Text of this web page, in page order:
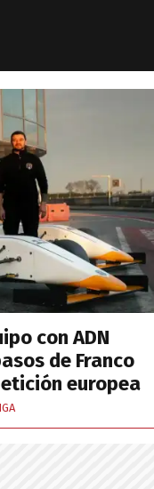
con ADN
de Franco
europea